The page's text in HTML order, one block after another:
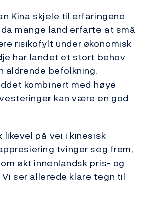
Kina skjele til erfaringene
mange land erfarte at små
risikofylt under økonomisk
har landet et stort behov
aldrende befolkning.
kombinert med høye
kan være en god
likevel på vei i kinesisk
tvinger seg frem,
økt innenlandsk pris- og
ser allerede klare tegn til